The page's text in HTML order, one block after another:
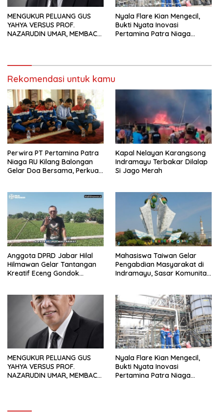
MENGUKUR PELUANG GUS
YAHYA VERSUS PROF.
NAZARUDIN UMAR, MEMBACA
Nyala Flare Kian Mengecil,
Bukti Nyata Inovasi
Pertamina Patra Niaga
Rekomendasi untuk kamu
Perwira PT Pertamina Patra
Niaga RU Kilang Balongan
Gelar Doa Bersama, Perkuat
Kapal Nelayan Karangsong
Indramayu Terbakar Dilalap
Si Jago Merah
Anggota DPRD Jabar Hilal
Hilmawan Gelar Tantangan
Kreatif Eceng Gondok
Mahasiswa Taiwan Gelar
Pengabdian Masyarakat di
Indramayu, Sasar Komunitas
MENGUKUR PELUANG GUS
YAHYA VERSUS PROF.
NAZARUDIN UMAR, MEMBACA
Nyala Flare Kian Mengecil,
Bukti Nyata Inovasi
Pertamina Patra Niaga